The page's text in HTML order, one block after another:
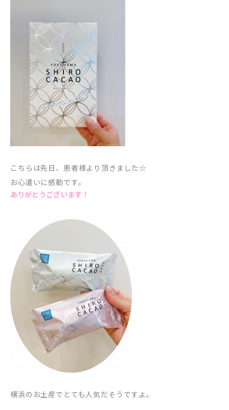
こちらは先日、患者様より頂きました☆
お心遣いに感動です。
ありがとうございます！
横浜のお土産でとても人気だそうですよ。